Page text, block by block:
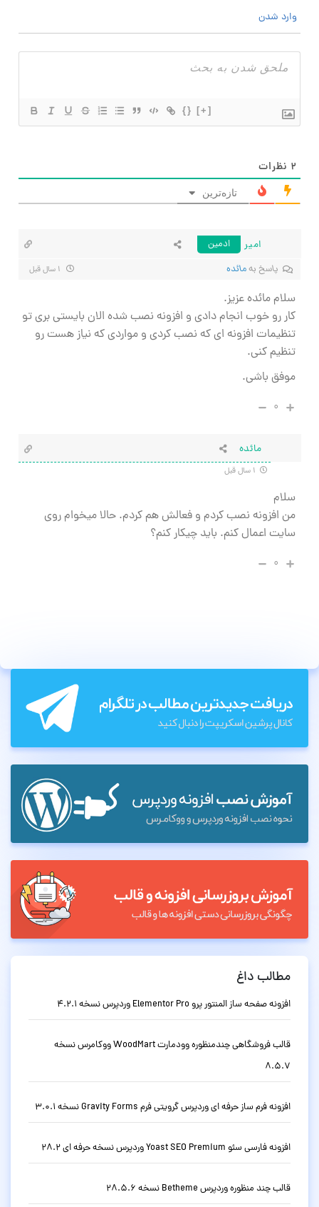
وارد شدن
{} [+]
۲ نظرات
تازه‌ترین
امیر
ادمین
پاسخ بهمائده
سلام مائده عزیز.
کار رو خوب انجام دادی و افزونه نصب شده الان بایستی بری تو
تنظیمات افزونه ای که نصب کردی و مواردی که نیاز هست رو
تنظیم کنی.
موفق باشی.
۰
مائده
سلام
من افزونه نصب کردم و فعالش هم کردم. حالا میخوام روی
سایت اعمال کنم. باید چیکار کنم؟
۰
مطالب داغ
افزونه صفحه ساز المنتور پرو Elementor Pro وردپرس نسخه 4.2.1
قالب فروشگاهی چندمنظوره وودمارت WoodMart ووکامرس نسخه
8.5.7
افزونه فرم ساز حرفه ای وردپرس گرویتی فرم Gravity Forms نسخه 3.0.1
افزونه فارسی سئو Yoast SEO Premium وردپرس نسخه حرفه ای 28.2
قالب چند منظوره وردپرس Betheme نسخه 28.5.6